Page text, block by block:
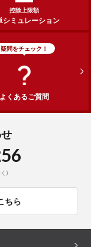
控除上限額
シミュレーション
疑問をチェック！
よくあるご質問
)
ちら